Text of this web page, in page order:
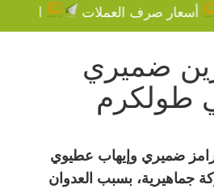
صرف العملات الطقس:
ضميري
طولكرم
ضميري وإيهاب عطيوي
جماهيرية، بسبب العدوان